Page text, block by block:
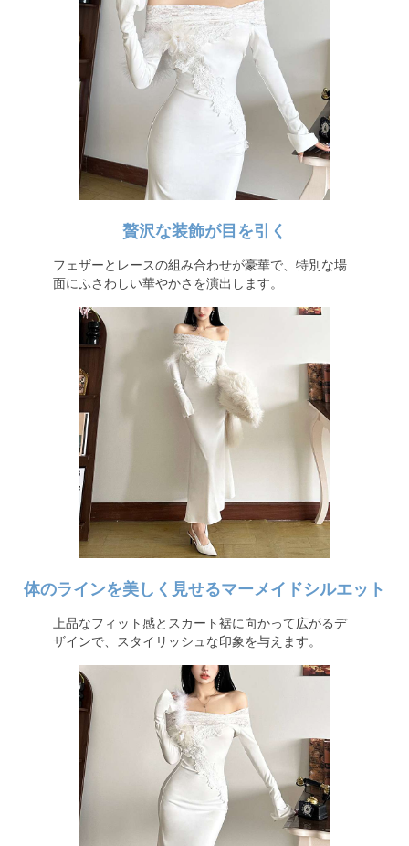
贅沢な装飾が目を引く
フェザーとレースの組み合わせが豪華で、特別な場
面にふさわしい華やかさを演出します。
体のラインを美しく見せるマーメイドシルエット
上品なフィット感とスカート裾に向かって広がるデ
ザインで、スタイリッシュな印象を与えます。